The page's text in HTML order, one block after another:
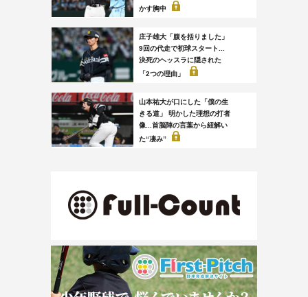
かす胸中
庄子雄大「腹を括りました」
9回の代走で初球スタート...
決死のヘッスラに隠された
「2つの理由」
山本祐大が口にした「僕の生
きる道」 明かした理想の打者
像...首脳陣の言葉から紐解い
た“凄み”